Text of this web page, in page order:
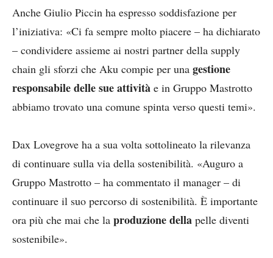
Anche Giulio Piccin ha espresso soddisfazione per
l’iniziativa: «Ci fa sempre molto piacere – ha dichiarato
– condividere assieme ai nostri partner della supply
chain gli sforzi che Aku compie per una gestione
responsabile delle sue attività e in Gruppo Mastrotto
abbiamo trovato una comune spinta verso questi temi».
Dax Lovegrove ha a sua volta sottolineato la rilevanza
di continuare sulla via della sostenibilità. «Auguro a
Gruppo Mastrotto – ha commentato il manager – di
continuare il suo percorso di sostenibilità. È importante
ora più che mai che la produzione della pelle diventi
sostenibile».